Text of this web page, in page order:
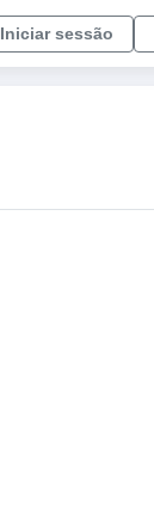
Iniciar sessão